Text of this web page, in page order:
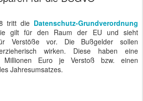
tritt die Datenschutz-Grundverordnung
gilt für den Raum der EU und sieht
Verstöße vor. Die Bußgelder sollen
wirken. Diese haben eine
Euro je Verstoß bzw. einen
Jahresumsatzes.